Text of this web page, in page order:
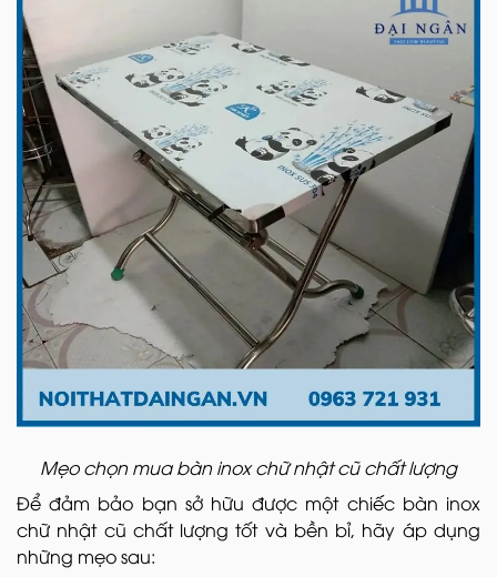
Mẹo chọn mua bàn inox chữ nhật cũ chất lượng
Để đảm bảo bạn sở hữu được một chiếc bàn inox
chữ nhật cũ chất lượng tốt và bền bỉ, hãy áp dụng
những mẹo sau: